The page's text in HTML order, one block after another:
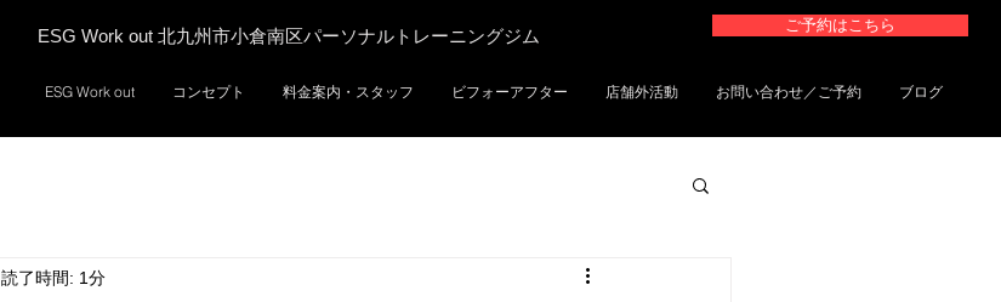
ESG Work out 北九州市小倉南区パーソナルトレーニングジム
ご予約はこちら
ESG Work out コンセプト 料金案内・スタッフ ビフォーアフター 店舗外活動 お問い合わせ／ご予約 ブログ
読了時間: 1分